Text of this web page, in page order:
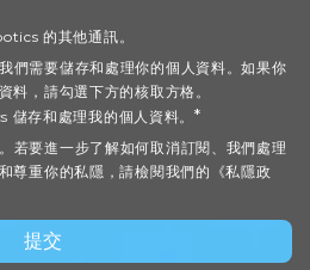
的其他通訊。
們需要儲存和處理你的個人資料。如果你
料，請勾選下方的核取方格。
儲存和處理我的個人資料。*
若要進一步了解如何取消訂閱、我們處理
尊重你的私隱，請檢閱我們的《私隱政